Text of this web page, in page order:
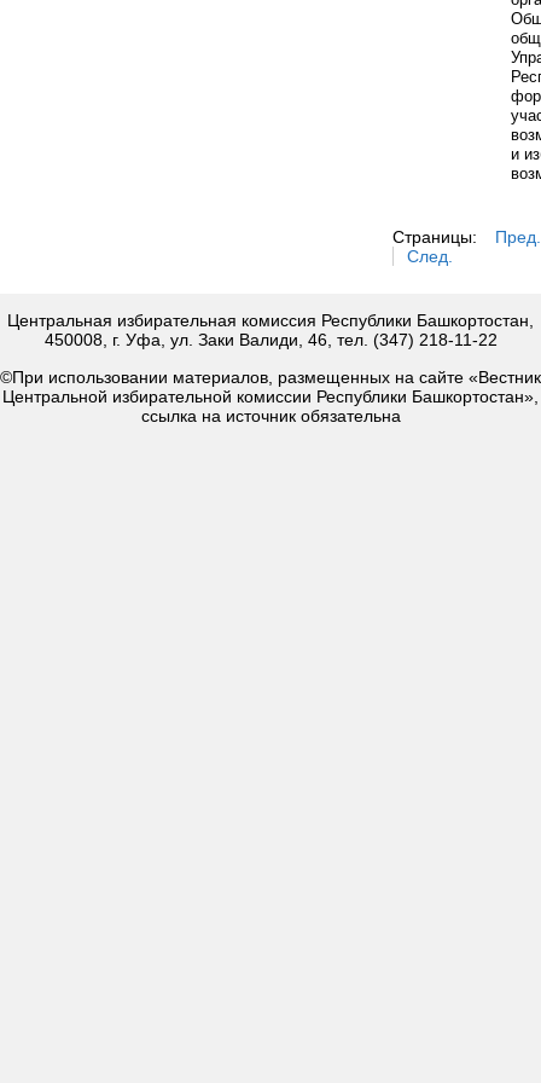
и
Страницы:
Пред.
След.
Центральная избирательная комиссия Республики Башкортостан,
450008, г. Уфа, ул. Заки Валиди, 46, тел. (347) 218-11-22
©При использовании материалов, размещенных на сайте «Вестник
Центральной избирательной комиссии Республики Башкортостан»,
ссылка на источник обязательна